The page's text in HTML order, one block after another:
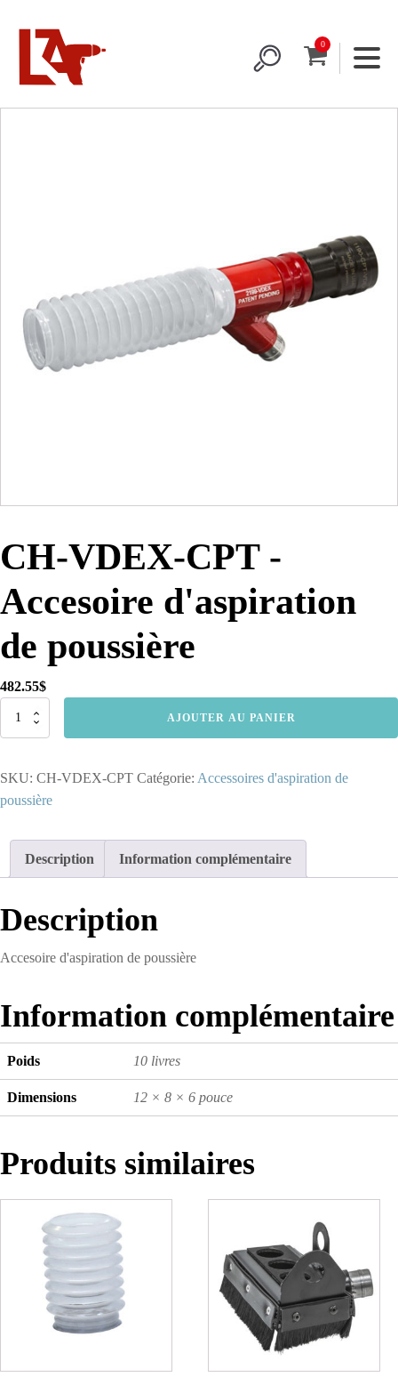
CH-VDEX-CPT -
Accesoire d'aspiration
de poussière
482.55$
quantité
CPT
-
poussière
AJOUTER AU PANIER
SKU: CH-VDEX-CPT Catégorie: Accessoires d'aspiration de
poussière
Description Information complémentaire
Description
Accesoire d'aspiration de poussière
Information complémentaire
Poids 10 livres
Dimensions 12 × 8 × 6 pouce
Produits similaires